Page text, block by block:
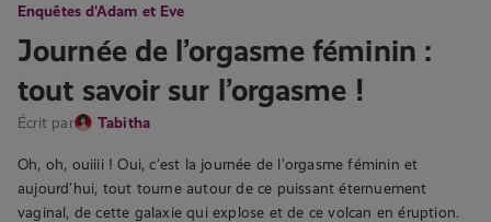
Enquêtes d'Adam et Eve
Journée de l’orgasme féminin :
tout savoir sur l’orgasme !
Écrit par Tabitha
Oh, oh, ouiiii ! Oui, c’est la journée de l’orgasme féminin et
aujourd’hui, tout tourne autour de ce puissant éternuement
vaginal, de cette galaxie qui explose et de ce volcan en éruption.